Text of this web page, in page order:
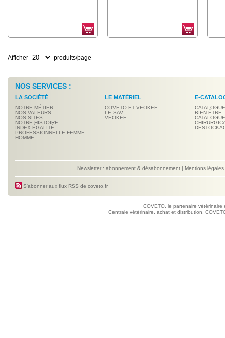
Afficher produits/page
NOS SERVICES :
LA SOCIÉTÉ
NOTRE MÉTIER
NOS VALEURS
NOS SITES
NOTRE HISTOIRE
INDEX ÉGALITÉ
PROFESSIONNELLE FEMME
HOMME
LE MATÉRIEL
COVETO ET VEOKEE
LE SAV
VEOKEE
E-
BIEN-ÊTRE
Newsletter : abonnement & désabonnement | Mentions légales
S'abonner aux flux RSS de coveto.fr
COVETO, le partenaire
Centrale vétérinaire, achat et distribution,